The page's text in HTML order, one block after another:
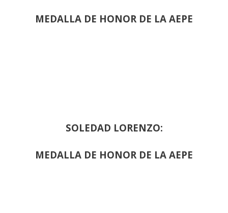
MEDALLA DE HONOR DE LA AEPE
SOLEDAD LORENZO:
MEDALLA DE HONOR DE LA AEPE